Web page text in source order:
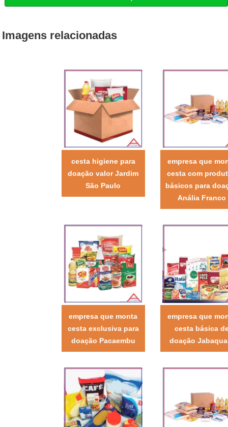
Imagens relacionadas
cesta higiene para
doação valor Jardim
São Paulo
empresa que
cesta com
básicos para
Anália Franco
empresa que monta
cesta exclusiva para
doação Pacaembu
empresa que
cesta básica
doação